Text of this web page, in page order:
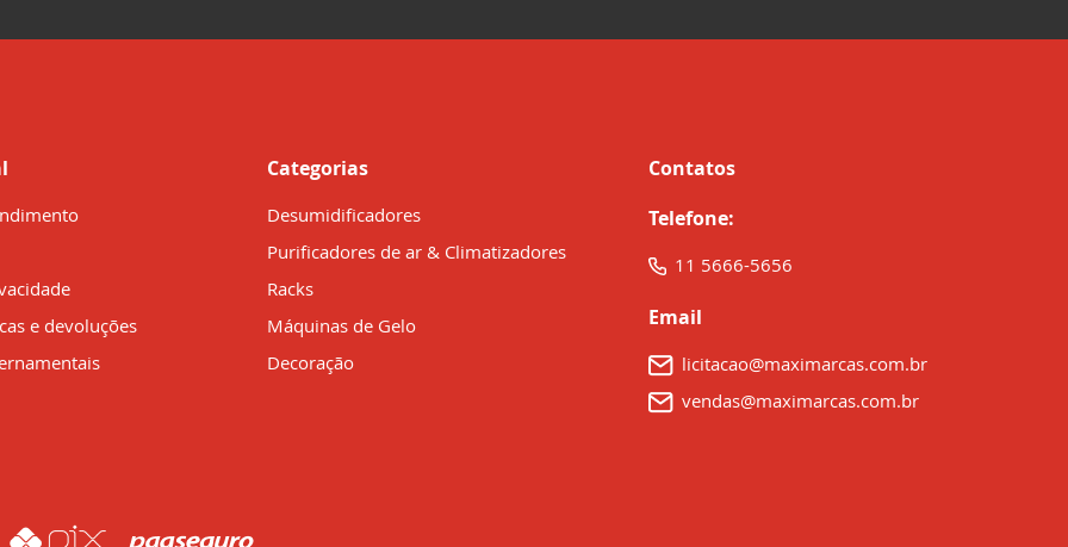
e devoluções
Categorias
Desumidificadores
Purificadores de ar & Climatizadores
Racks
Máquinas de Gelo
Decoração
Contatos
Telefone:
11 5666-5656
Email
licitacao@maximarcas.com.br
vendas@maximarcas.com.br